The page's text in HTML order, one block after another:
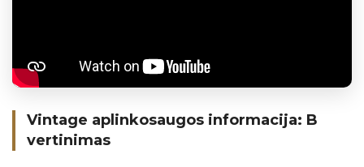
Vintage aplinkosaugos informacija: B
vertinimas